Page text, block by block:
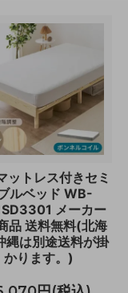
ットレス付きセミ
ルベッド WB-
メーカー
品 送料無料(北海
縄は別途送料が掛
かります。)